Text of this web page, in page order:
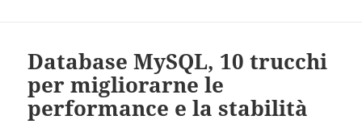
Database MySQL, 10 trucchi
per migliorarne le
performance e la stabilità